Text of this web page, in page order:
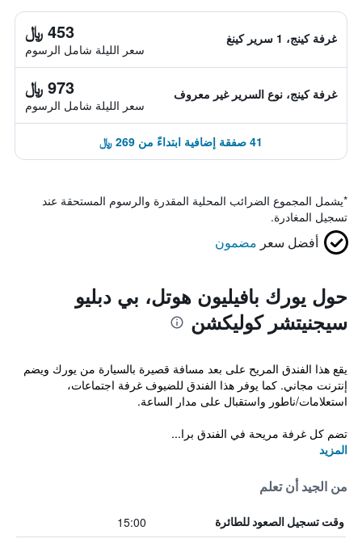
غرفة كينج، 1 سرير كينغ 453 ﷼
سعر الليلة شامل الرسوم
غرفة كينج، نوع السرير غير معروف 973 ﷼
سعر الليلة شامل الرسوم
41 صفقة إضافية ابتداءً من 269 ﷼
*يشمل المجموع الضرائب المحلية المقدرة والرسوم المستحقة عند
تسجيل المغادرة.
أفضل سعر مضمون
حول يورك بافيليون هوتل، بي دبليو
سيجنيتشر كوليكشن
يقع هذا الفندق المريح على بعد مسافة قصيرة بالسيارة من يورك ويضم
إنترنت مجاني. كما يوفر هذا الفندق للضيوف غرفة اجتماعات،
استعلامات/ناطور واستقبال على مدار الساعة.
تضم كل غرفة مريحة في الفندق برا...
المزيد
من الجيد أن تعلم
وقت تسجيل الصعود للطائرة 15:00